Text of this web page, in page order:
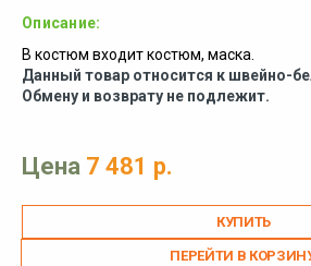
Описание:
В костюм входит костюм, маска.
Данный товар относится к швейно-
Обмену и возврату не подлежит.
Цена 7 481 р.
ПЕРЕЙТИ В